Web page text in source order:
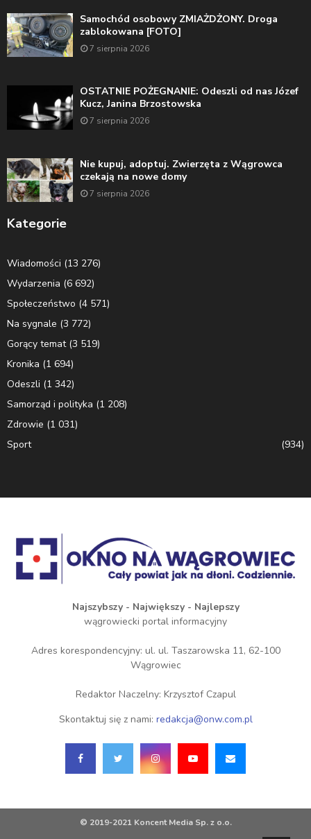
Samochód osobowy ZMIAŻDŻONY. Droga
zablokowana [FOTO]
7 sierpnia 2026
OSTATNIE POŻEGNANIE: Odeszli od nas Józef
Kucz, Janina Brzostowska
7 sierpnia 2026
Nie kupuj, adoptuj. Zwierzęta z Wągrowca
czekają na nowe domy
7 sierpnia 2026
Kategorie
Wiadomości (13 276)
Wydarzenia (6 692)
Społeczeństwo (4 571)
Na sygnale (3 772)
Gorący temat(3 519)
Kronika (1 694)
Odeszli (1 342)
Samorząd i polityka (1 208)
Zdrowie (1 031)
Sport
(934)
Najszybszy - Największy - Najlepszy
wągrowiecki portal informacyjny
Adres korespondencyjny: ul. ul. Taszarowska 11, 62-100
Wągrowiec
Redaktor Naczelny: Krzysztof Czapul
Skontaktuj się z nami: redakcja@onw.com.pl
© 2019-2021 Koncent Media Sp. z o.o.